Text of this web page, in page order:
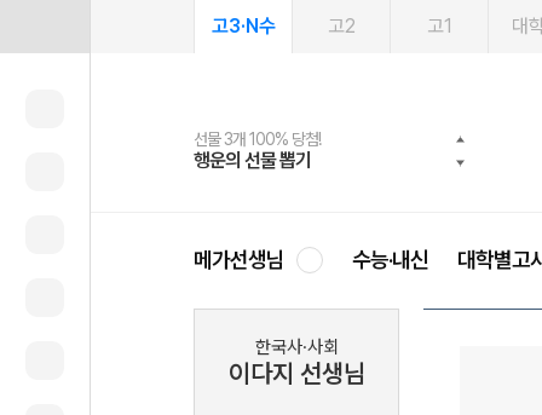
고3·N수 고2 고1 대
선물 3개 100% 당첨!
행운의 선물 뽑기
선물 100% 증정!
메가스터디 X 올리브
여름방학 스터디 캐시백
메가런 썸머스쿨
2027 러셀 단과
강사 공개선발
스마트러닝앱
설문 EVENT
메가패스
3일 무료 체험권
메가패스 수강생 무료혜택!
메가클럽 멤버십
사회공헌 캠페인
희망이룸 메가나눔
메가선생님 수능·내신 대학별고
한국사·사회
이다지 선생님